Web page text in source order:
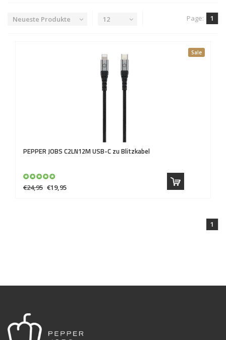
Neueste Produkte 12 Page: 1
Sale
PEPPER JOBS C2LN12M USB-C zu Blitzkabel
€24,95 €19,95
1